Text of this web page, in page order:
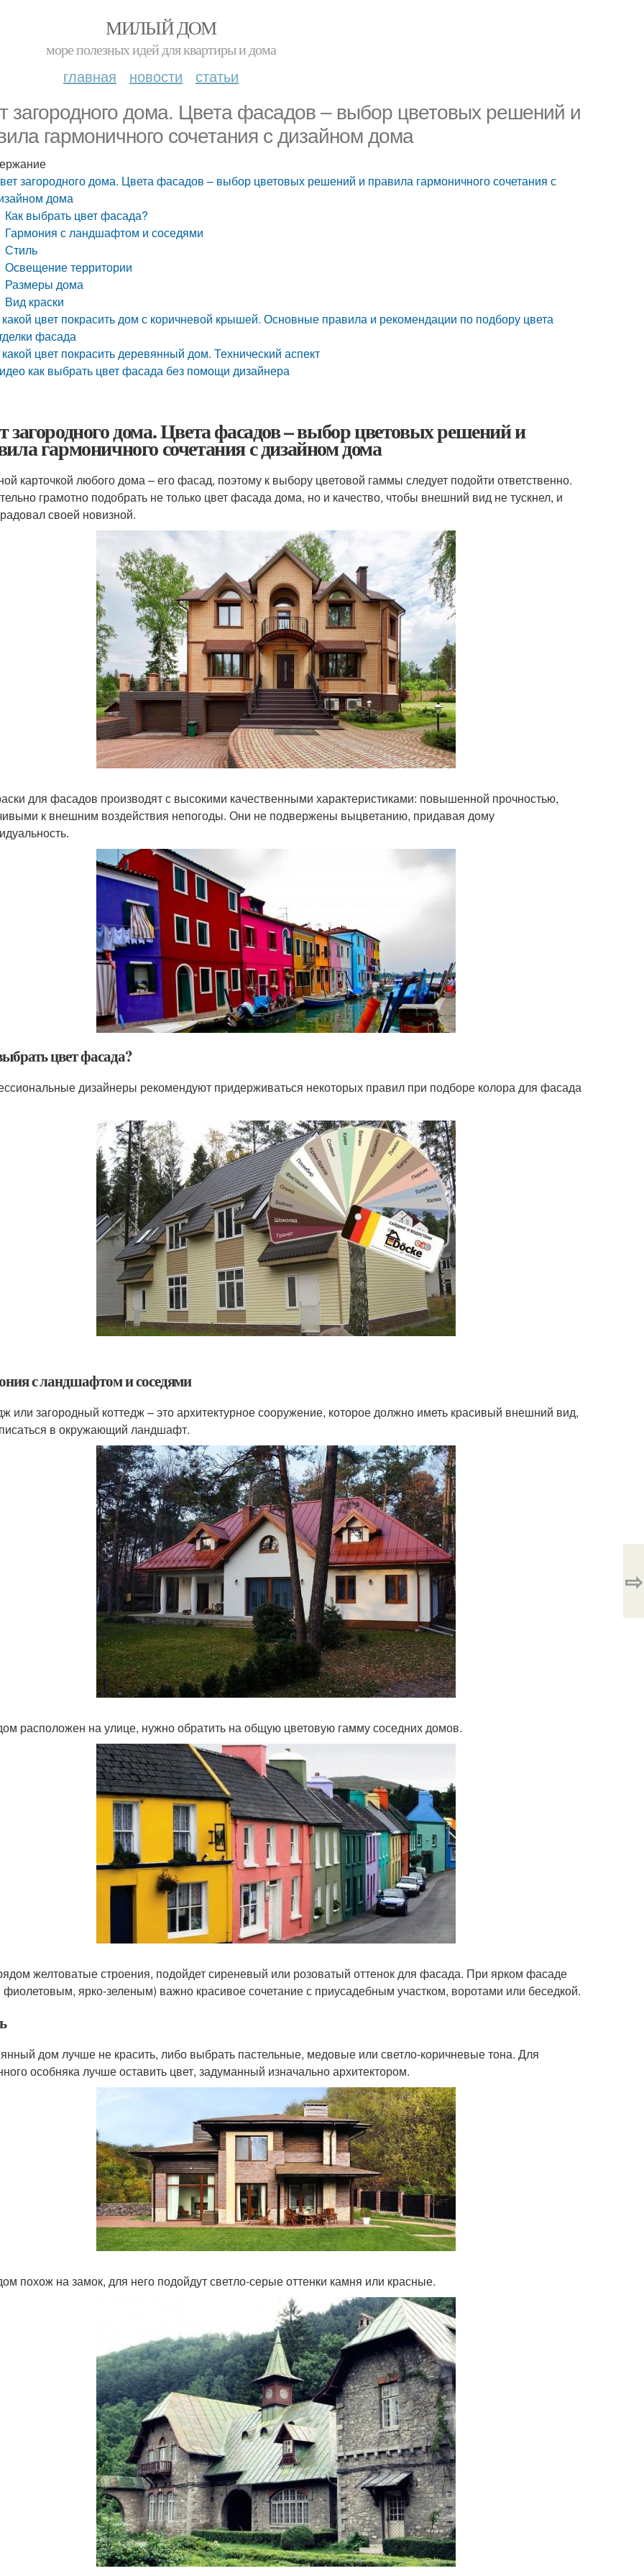
МИЛЫЙ ДОМ
море полезных идей для квартиры и дома
главная новости статьи
загородного дома. Цвета фасадов – выбор цветовых решений и
гармоничного сочетания с дизайном дома
загородного дома. Цвета фасадов – выбор цветовых решений и правила гармоничного сочетания с
дома
Как выбрать цвет фасада?
Гармония с ландшафтом и соседями
Стиль
Освещение территории
Размеры дома
Вид краски
цвет покрасить дом с коричневой крышей. Основные правила и рекомендации по подбору цвета
фасада
цвет покрасить деревянный дом. Технический аспект
как выбрать цвет фасада без помощи дизайнера
загородного дома. Цвета фасадов – выбор цветовых решений и
гармоничного сочетания с дизайном дома
карточкой любого дома – его фасад, поэтому к выбору цветовой гаммы следует подойти ответственно.
грамотно подобрать не только цвет фасада дома, но и качество, чтобы внешний вид не тускнел, и
своей новизной.
для фасадов производят с высокими качественными характеристиками: повышенной прочностью,
к внешним воздействия непогоды. Они не подвержены выцветанию, придавая дому
цвет фасада?
дизайнеры рекомендуют придерживаться некоторых правил при подборе колора для фасада
с ландшафтом и соседями
или загородный коттедж – это архитектурное сооружение, которое должно иметь красивый внешний вид,
в окружающий ландшафт.
расположен на улице, нужно обратить на общую цветовую гамму соседних домов.
желтоватые строения, подойдет сиреневый или розоватый оттенок для фасада. При ярком фасаде
ярко-зеленым) важно красивое сочетание с приусадебным участком, воротами или беседкой.
дом лучше не красить, либо выбрать пастельные, медовые или светло-коричневые тона. Для
особняка лучше оставить цвет, задуманный изначально архитектором.
похож на замок, для него подойдут светло-серые оттенки камня или красные.
⇨